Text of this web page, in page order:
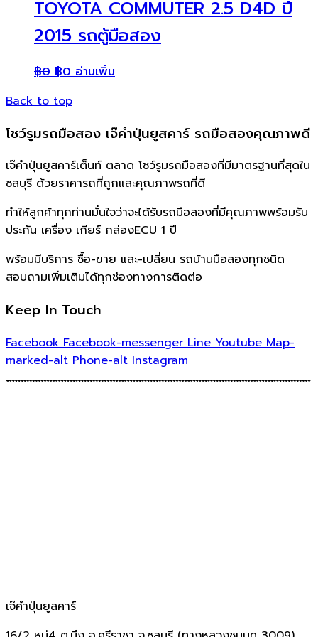
TOYOTA COMMUTER 2.5 D4D ปี
2015 รถตู้มือสอง
฿0 ฿0 อ่านเพิ่ม
Back to top
โชว์รูมรถมือสอง เจ๊คำปุ่นยูสคาร์ รถมือสองคุณภาพดี
เจ๊คำปุ่นยูสคาร์เต็นท์ ตลาด โชว์รูมรถมือสองที่มีมาตรฐานที่สุดใน
ชลบุรี ด้วยราคารถที่ถูกและคุณภาพรถที่ดี
ทำให้ลูกค้าทุกท่านมั่นใจว่าจะได้รับรถมือสองที่มีคุณภาพพร้อมรับ
ประกัน เครื่อง เกียร์ กล่องECU 1 ปี
พร้อมมีบริการ ซื้อ-ขาย และ-เปลี่ยน รถบ้านมือสองทุกชนิด
สอบถามเพิ่มเติมได้ทุกช่องทางการติดต่อ
Keep In Touch
Facebook Facebook-messenger Line Youtube Map-
marked-alt Phone-alt Instagram
เจ๊คำปุ่นยูสคาร์